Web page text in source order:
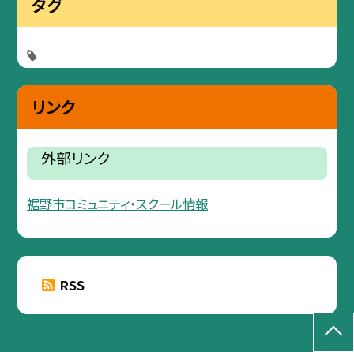
リンク
外部リンク
裾野市コミュニティ・スクール情報
RSS